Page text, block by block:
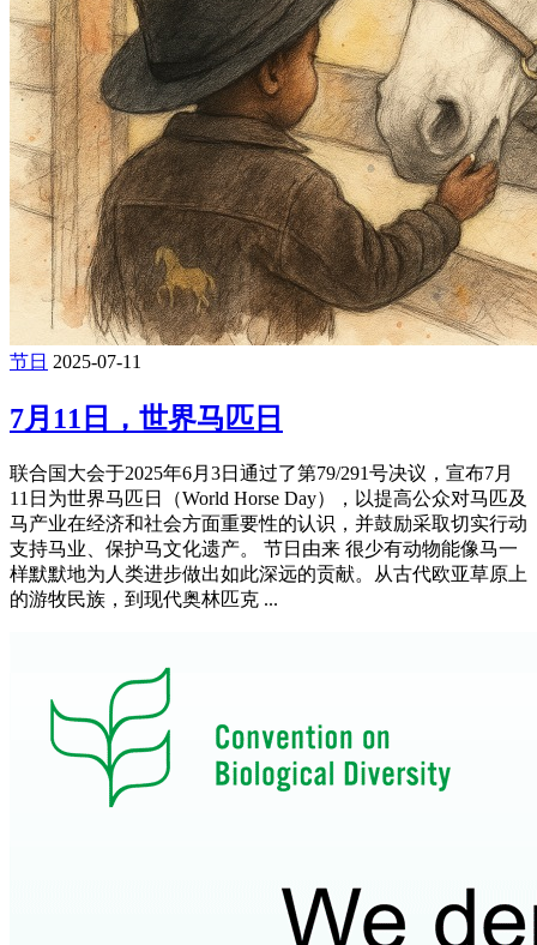
节日 2025-07-11
7月11日，世界马匹日
联合国大会于2025年6月3日通过了第79/291号决议，宣布7月
11日为世界马匹日（World Horse Day），以提高公众对马匹及
马产业在经济和社会方面重要性的认识，并鼓励采取切实行动
支持马业、保护马文化遗产。 节日由来 很少有动物能像马一
样默默地为人类进步做出如此深远的贡献。从古代欧亚草原上
的游牧民族，到现代奥林匹克 ...